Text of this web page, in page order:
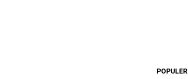
POPULER